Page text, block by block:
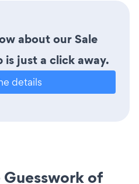
about our Sale
is just a click away.
details
of